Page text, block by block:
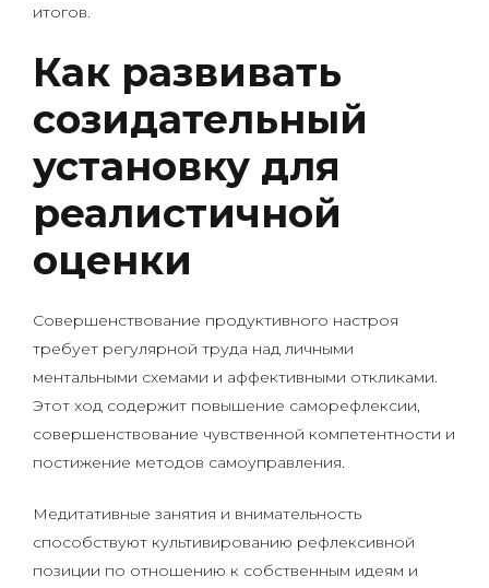
итогов.
Как развивать
созидательный
установку для
реалистичной
оценки
Совершенствование продуктивного настроя
требует регулярной труда над личными
ментальными схемами и аффективными откликами.
Этот ход содержит повышение саморефлексии,
совершенствование чувственной компетентности и
постижение методов самоуправления.
Медитативные занятия и внимательность
способствуют культивированию рефлексивной
позиции по отношению к собственным идеям и